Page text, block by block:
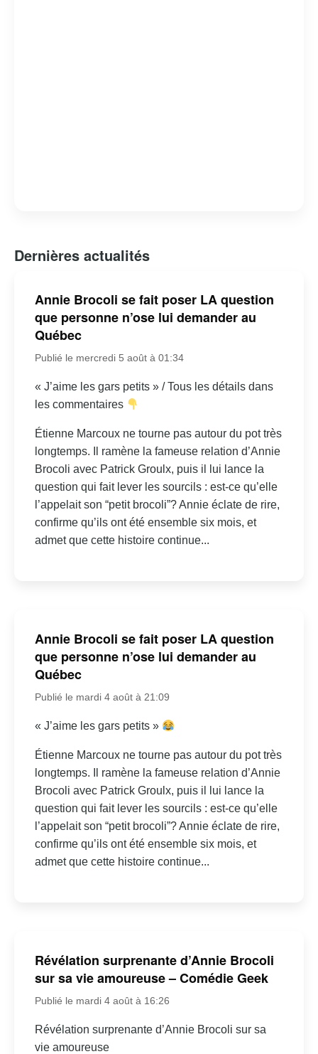
Dernières actualités
Annie Brocoli se fait poser LA question
que personne n’ose lui demander au
Québec
Publié le mercredi 5 août à 01:34
« J’aime les gars petits » / Tous les détails dans
les commentaires
Étienne Marcoux ne tourne pas autour du pot très
longtemps. Il ramène la fameuse relation d’Annie
Brocoli avec Patrick Groulx, puis il lui lance la
question qui fait lever les sourcils : est-ce qu’elle
l’appelait son “petit brocoli”? Annie éclate de rire,
confirme qu’ils ont été ensemble six mois, et
admet que cette histoire continue...
Annie Brocoli se fait poser LA question
que personne n’ose lui demander au
Québec
Publié le mardi 4 août à 21:09
« J’aime les gars petits »
Étienne Marcoux ne tourne pas autour du pot très
longtemps. Il ramène la fameuse relation d’Annie
Brocoli avec Patrick Groulx, puis il lui lance la
question qui fait lever les sourcils : est-ce qu’elle
l’appelait son “petit brocoli”? Annie éclate de rire,
confirme qu’ils ont été ensemble six mois, et
admet que cette histoire continue...
Révélation surprenante d’Annie Brocoli
sur sa vie amoureuse – Comédie Geek
Publié le mardi 4 août à 16:26
Révélation surprenante d’Annie Brocoli sur sa
vie amoureuse